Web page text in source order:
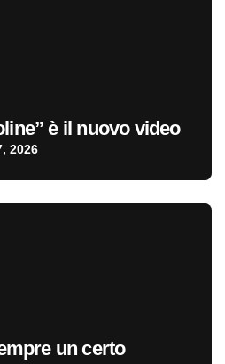
è il nuovo video
2026
un certo